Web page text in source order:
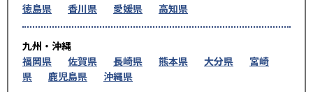
徳島県
香川県 愛媛県 高知県
九州・沖縄
福岡県
佐賀県 長崎県 熊本県 大分県
宮崎
県
鹿児島県 沖縄県